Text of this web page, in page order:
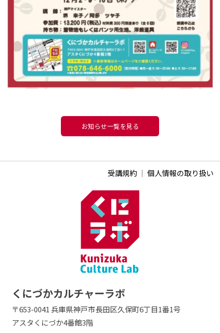
お知らせ一覧を見る
受講規約｜ 個人情報の取り扱い
くにづかカルチャーラボ
〒653-0041 兵庫県神戸市長田区久保町6丁目1番1号
アスタくにづか4番館3階